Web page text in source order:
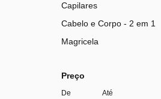
Capilares
Cabelo e Corpo - 2 em 1
Magricela
Preço
De Até